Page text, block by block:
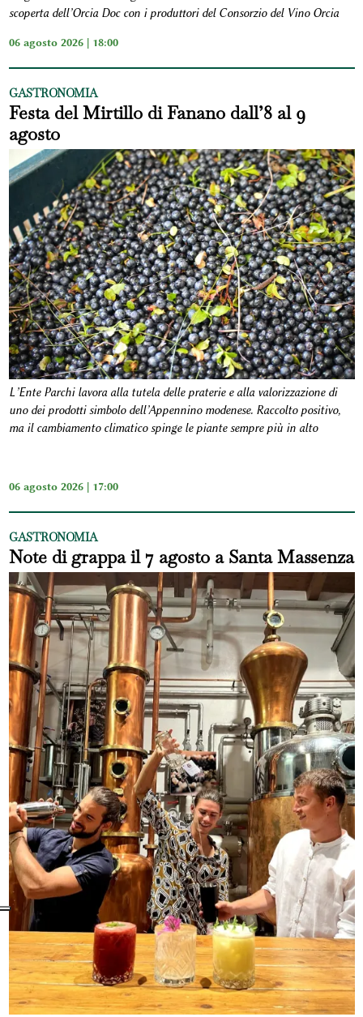
scoperta dell’Orcia Doc con i produttori del Consorzio del Vino Orcia
06 agosto 2026 | 18:00
GASTRONOMIA
Festa del Mirtillo di Fanano dall’8 al 9
agosto
L’Ente Parchi lavora alla tutela delle praterie e alla valorizzazione di
uno dei prodotti simbolo dell’Appennino modenese. Raccolto positivo,
ma il cambiamento climatico spinge le piante sempre più in alto
06 agosto 2026 | 17:00
GASTRONOMIA
Note di grappa il 7 agosto a Santa Massenza